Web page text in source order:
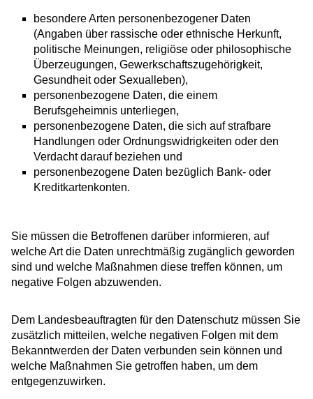
besondere Arten personenbezogener Daten
(Angaben über rassische oder ethnische Herkunft,
politische Meinungen, religiöse oder philosophische
Überzeugungen, Gewerkschaftszugehörigkeit,
Gesundheit oder Sexualleben),
personenbezogene Daten, die einem
Berufsgeheimnis unterliegen,
personenbezogene Daten, die sich auf strafbare
Handlungen oder Ordnungswidrigkeiten oder den
Verdacht darauf beziehen und
personenbezogene Daten bezüglich Bank- oder
Kreditkartenkonten.
Sie müssen die Betroffenen darüber informieren, auf
welche Art die Daten unrechtmäßig zugänglich geworden
sind und welche Maßnahmen diese treffen können, um
negative Folgen abzuwenden.
Dem Landesbeauftragten für den Datenschutz müssen Sie
zusätzlich mitteilen, welche negativen Folgen mit dem
Bekanntwerden der Daten verbunden sein können und
welche Maßnahmen Sie getroffen haben, um dem
entgegenzuwirken.